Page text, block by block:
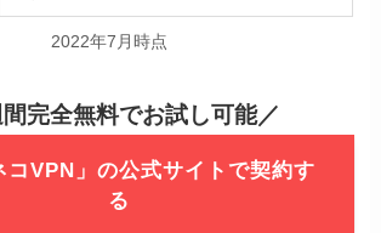
2022年7月時点
完全無料でお試し可能／
コVPN」の公式サイトで契約す
る